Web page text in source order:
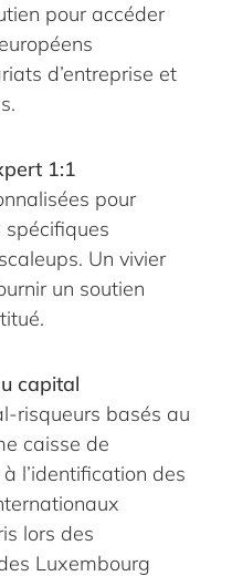
pour accéder
d’entreprise et
1:1
pour
Un vivier
un soutien
capital
risqueurs basés au
caisse de
l’identification des
lors des
Luxembourg